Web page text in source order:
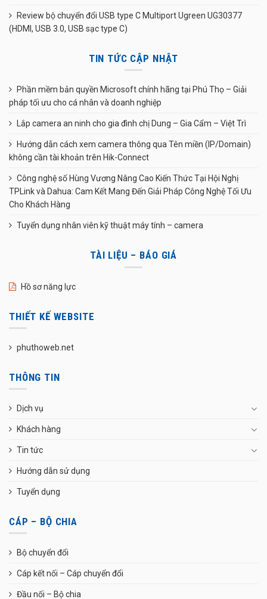
Review bộ chuyển đổi USB type C Multiport Ugreen UG30377
(HDMI, USB 3.0, USB sạc type C)
TIN TỨC CẬP NHẬT
Phần mềm bản quyền Microsoft chính hãng tại Phú Thọ – Giải
pháp tối ưu cho cá nhân và doanh nghiệp
Lắp camera an ninh cho gia đình chị Dung – Gia Cẩm – Việt Trì
Hướng dẫn cách xem camera thông qua Tên miền (IP/Domain)
không cần tài khoản trên Hik-Connect
Công nghệ số Hùng Vương Nâng Cao Kiến Thức Tại Hội Nghị
TPLink và Dahua: Cam Kết Mang Đến Giải Pháp Công Nghệ Tối Ưu
Cho Khách Hàng
Tuyển dụng nhân viên kỹ thuật máy tính – camera
TÀI LIỆU – BÁO GIÁ
Hồ sơ năng lực
THIẾT KẾ WEBSITE
phuthoweb.net
THÔNG TIN
Dịch vụ
Khách hàng
Tin tức
Hướng dẫn sử dụng
Tuyển dụng
CÁP – BỘ CHIA
Bộ chuyển đổi
Cáp kết nối – Cáp chuyển đổi
Đầu nối – Bộ chia